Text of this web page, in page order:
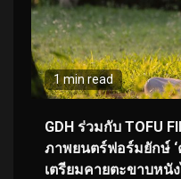
1 min read
GDH ร่วมกับ TOFU
ภาพยนตร์ฟอร์มยักษ์ ‘
เตรียมคายตะขาบห